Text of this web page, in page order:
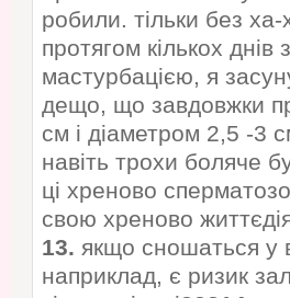
робили. тільки без ха-
протягом кількох днів
мастурбацією, я
дещо, що завдовжки
см і діаметром 2,5 -3
навіть трохи боляче
ці хреново
свою хреново
13. якщо сношаться у
наприклад, є ризик